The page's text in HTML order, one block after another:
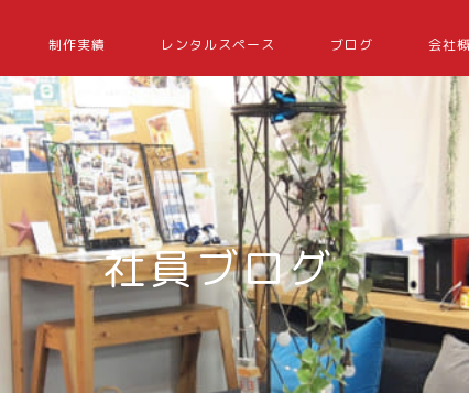
制作実績 レンタルスペース ブログ 会社
社員ブログ